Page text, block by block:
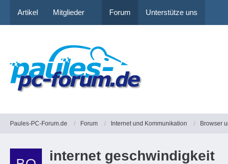
Artikel Mitglieder Forum Unterstütze uns
Paules-PC-Forum.de Forum Internet und Kommunikation Browser
internet geschwindigkeit